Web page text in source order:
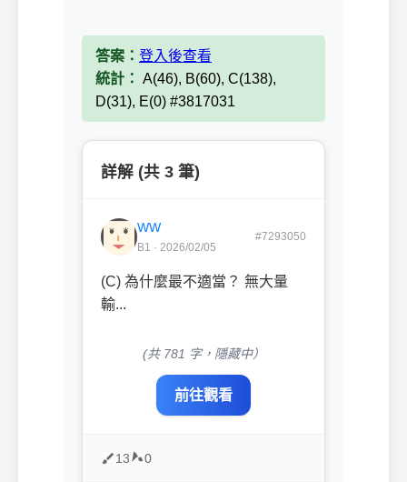
答案： 登入後查看
統計： A(46), B(60), C(138),
D(31), E(0) #3817031
詳解 (共 3 筆)
WW
B1 · 2026/02/05
#7293050
(C) 為什麼最不適當？ 無大量
輸...
(共 781 字，隱藏中）
前往觀看
13 0